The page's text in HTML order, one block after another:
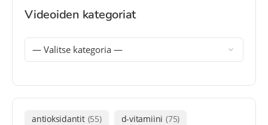
Videoiden kategoriat
antioksidantit (55) d-vitamiini (75)